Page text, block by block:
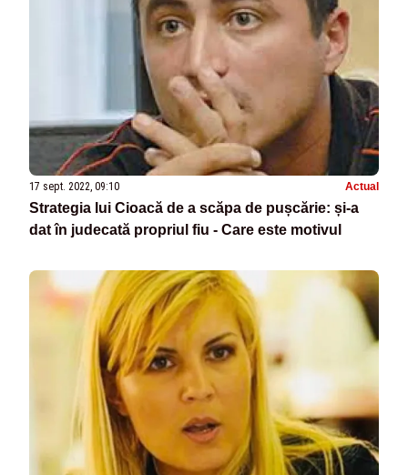
17 sept. 2022, 09:10 Actual
Strategia lui Cioacă de a scăpa de pușcărie: și-a
dat în judecată propriul fiu - Care este motivul